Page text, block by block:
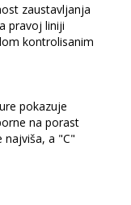
zaustavljanja
pravoj liniji
kontrolisanim
pokazuje
na porast
a "C"